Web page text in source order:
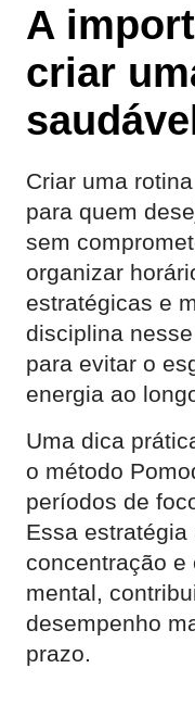
A
criar
Criar uma
para quem
sem
organizar
estratégicas e
disciplina
para evitar o
energia ao
Uma dica
o método
períodos de
Essa
concentração e
mental,
desempenho
prazo.